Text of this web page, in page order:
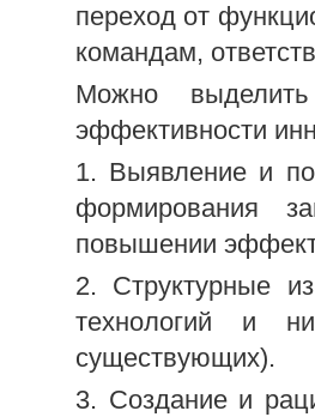
переход от
командам,
Можно
эффективности
1. Выявление и
формирования
повышении
2. Структурные
технологий и
существующих).
3. Создание и